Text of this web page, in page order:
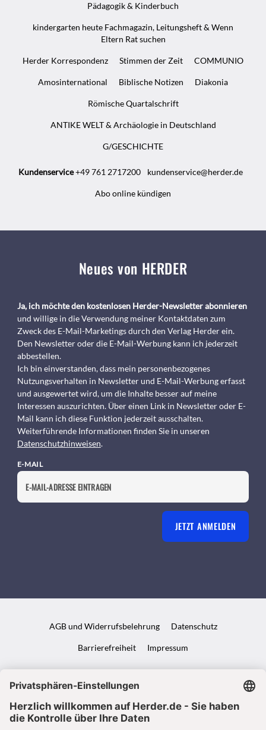
Pädagogik & Kinderbuch
kindergarten heute Fachmagazin, Leitungsheft & Wenn
Eltern Rat suchen
Herder Korrespondenz Stimmen der Zeit COMMUNIO
Amosinternational Biblische Notizen Diakonia
Römische Quartalschrift
ANTIKE WELT & Archäologie in Deutschland
G/GESCHICHTE
Kundenservice+49 761 2717200 kundenservice@herder.de
Abo online kündigen
Neues von HERDER
Ja, ich möchte den kostenlosen Herder-Newsletter abonnieren
und willige in die Verwendung meiner Kontaktdaten zum
Zweck des E-Mail-Marketings durch den Verlag Herder ein.
Den Newsletter oder die E-Mail-Werbung kann ich jederzeit
abbestellen.
Ich bin einverstanden, dass mein personenbezogenes
Nutzungsverhalten in Newsletter und E-Mail-Werbung erfasst
und ausgewertet wird, um die Inhalte besser auf meine
Interessen auszurichten. Über einen Link in Newsletter oder E-
Mail kann ich diese Funktion jederzeit ausschalten.
Weiterführende Informationen finden Sie in unseren
Datenschutzhinweisen.
E-MAIL
JETZT ANMELDEN
AGB und Widerrufsbelehrung Datenschutz
Barrierefreiheit Impressum
VERTRAG WIDERRUFEN